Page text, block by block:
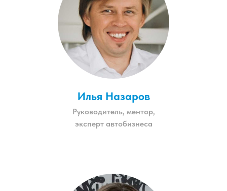
Илья Назаров
Руководитель, ментор,
эксперт автобизнеса